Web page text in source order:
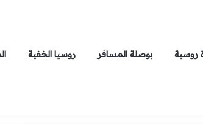
روسية بوصلة المسافر روسيا الخفية